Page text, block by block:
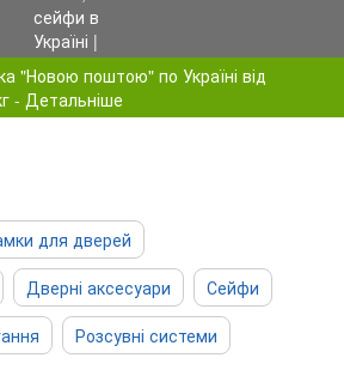
"Новою поштою" по Україні від
- Детальніше
для дверей
Дверні аксесуари
Сейфи
Розсувні системи